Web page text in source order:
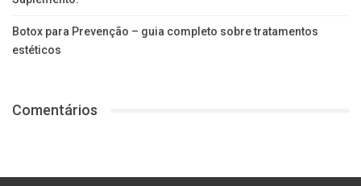
Botox para Prevenção – guia completo sobre tratamentos
estéticos
Comentários